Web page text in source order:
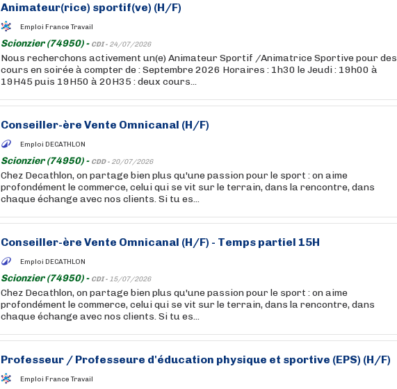
Animateur(rice) sportif(ve) (H/F)
Emploi France Travail
Scionzier (74950) - CDI - 24/07/2026
Nous recherchons activement un(e) Animateur Sportif /Animatrice Sportive pour des
cours en soirée à compter de : Septembre 2026 Horaires : 1h30 le Jeudi : 19h00 à
19H45 puis 19H50 à 20H35 : deux cours...
Conseiller-ère Vente Omnicanal (H/F)
Emploi DECATHLON
Scionzier (74950) - CDD - 20/07/2026
Chez Decathlon, on partage bien plus qu'une passion pour le sport : on aime
profondément le commerce, celui qui se vit sur le terrain, dans la rencontre, dans
chaque échange avec nos clients. Si tu es...
Conseiller-ère Vente Omnicanal (H/F) - Temps partiel 15H
Emploi DECATHLON
Scionzier (74950) - CDI - 15/07/2026
Chez Decathlon, on partage bien plus qu'une passion pour le sport : on aime
profondément le commerce, celui qui se vit sur le terrain, dans la rencontre, dans
chaque échange avec nos clients. Si tu es...
Professeur / Professeure d'éducation physique et sportive (EPS) (H/F)
Emploi France Travail